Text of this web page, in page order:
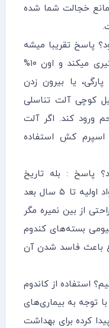
مانع خجالت شما شده
پاسخ تقریبا میشه
گفت تا ۹۰% از بارداری جلوگیری میکند و اون ۱۰%
یا بیرون زدن
کوچی آلت تناسلی
ورود کند. اگر آلت
اسپرم کش استفاده
پاسخ : بله تاریخ
انقضا کاندوم به دلیل نوع مواد اولیه تا ۵ سال بعد
از بین نمیره مگر
بسته‌ها‌‌ی کندوم
باعث فاسد شدن آن
استفاده از کاندوم
توجه به بیماری‌های
کرده برای بهداشت